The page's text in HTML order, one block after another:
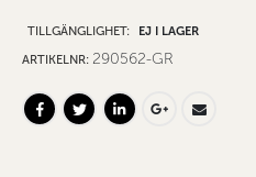
TILLGÄNGLIGHET:
EJ I LAGER
ARTIKELNR 290562-GR